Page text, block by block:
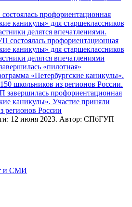
состоялась профориентационная
каникулы» для старшеклассников
делятся впечатлениями
профориентационная
каникулы». Участие приняли
регионов России
12 июня 2023. Автор: СПбГУП
и СМИ